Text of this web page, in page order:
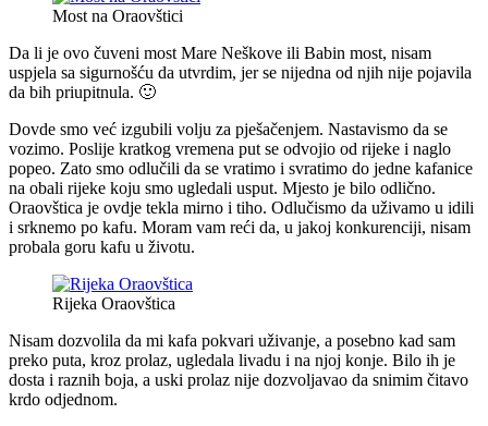
Most na Oraovštici
Da li je ovo čuveni most Mare Neškove ili Babin most, nisam
uspjela sa sigurnošću da utvrdim, jer se nijedna od njih nije pojavila
da bih priupitnula. 🙂
Dovde smo već izgubili volju za pješačenjem. Nastavismo da se
vozimo. Poslije kratkog vremena put se odvojio od rijeke i naglo
popeo. Zato smo odlučili da se vratimo i svratimo do jedne kafanice
na obali rijeke koju smo ugledali usput. Mjesto je bilo odlično.
Oraovštica je ovdje tekla mirno i tiho. Odlučismo da uživamo u idili
i srknemo po kafu. Moram vam reći da, u jakoj konkurenciji, nisam
probala goru kafu u životu.
Rijeka Oraovštica
Nisam dozvolila da mi kafa pokvari uživanje, a posebno kad sam
preko puta, kroz prolaz, ugledala livadu i na njoj konje. Bilo ih je
dosta i raznih boja, a uski prolaz nije dozvoljavao da snimim čitavo
krdo odjednom.